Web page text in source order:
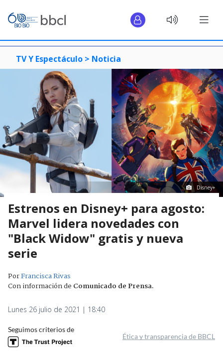
TV Y Espectáculo > Noticia
Disney+
Estrenos en Disney+ para agosto:
Marvel lidera novedades con
"Black Widow" gratis y nueva
serie
PorFrancisca Rivas
Con información de Comunicado de Prensa.
Lunes 26 julio de 2021 | 18:40
Seguimos criterios de
Ética y transparencia de BBCL